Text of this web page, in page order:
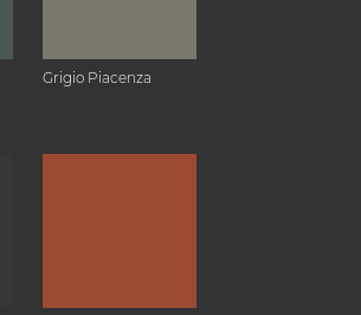
Grigio Piacenza